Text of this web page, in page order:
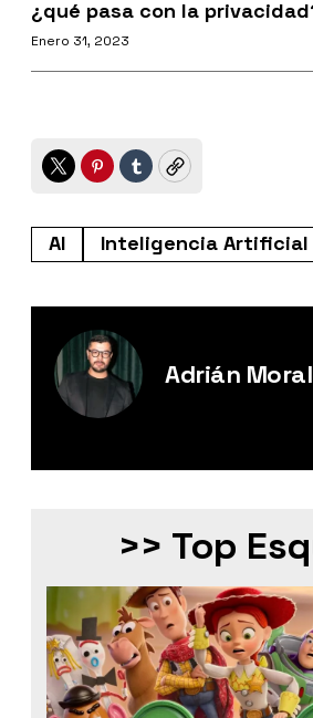
¿qué pasa con la
Enero 31, 2023
TwitterPinterest
TumblrCopy
AI Inteligencia Artificial
Adrián
>> Top